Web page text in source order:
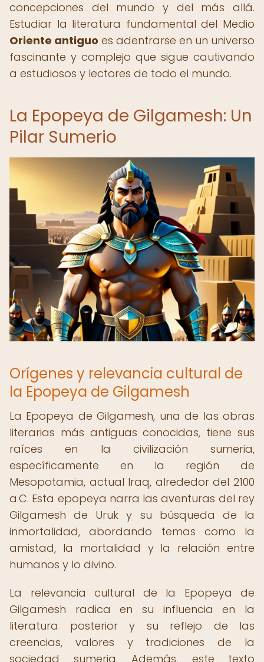
concepciones del mundo y del más allá.
Estudiar la literatura fundamental del Medio
Oriente antiguo es adentrarse en un universo
fascinante y complejo que sigue cautivando
a estudiosos y lectores de todo el mundo.
La Epopeya de Gilgamesh: Un
Pilar Sumerio
Orígenes y relevancia cultural de
la Epopeya de Gilgamesh
La Epopeya de Gilgamesh, una de las obras
literarias más antiguas conocidas, tiene sus
raíces en la civilización sumeria,
específicamente en la región de
Mesopotamia, actual Iraq, alrededor del 2100
a.C. Esta epopeya narra las aventuras del rey
Gilgamesh de Uruk y su búsqueda de la
inmortalidad, abordando temas como la
amistad, la mortalidad y la relación entre
humanos y lo divino.
La relevancia cultural de la Epopeya de
Gilgamesh radica en su influencia en la
literatura posterior y su reflejo de las
creencias, valores y tradiciones de la
sociedad sumeria. Además, este texto